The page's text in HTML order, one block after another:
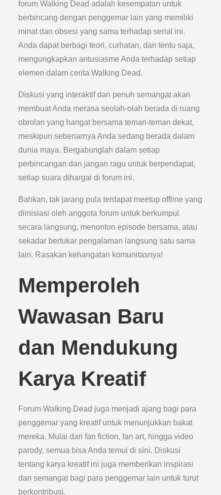
forum Walking Dead adalah kesempatan untuk
berbincang dengan penggemar lain yang memiliki
minat dan obsesi yang sama terhadap serial ini.
Anda dapat berbagi teori, curhatan, dan tentu saja,
mengungkapkan antusiasme Anda terhadap setiap
elemen dalam cerita Walking Dead.
Diskusi yang interaktif dan penuh semangat akan
membuat Anda merasa seolah-olah berada di ruang
obrolan yang hangat bersama teman-teman dekat,
meskipun sebenarnya Anda sedang berada dalam
dunia maya. Bergabunglah dalam setiap
perbincangan dan jangan ragu untuk berpendapat,
setiap suara dihargai di forum ini.
Bahkan, tak jarang pula terdapat meetup offline yang
diinisiasi oleh anggota forum untuk berkumpul
secara langsung, menonton episode bersama, atau
sekadar bertukar pengalaman langsung satu sama
lain. Rasakan kehangatan komunitasnya!
Memperoleh
Wawasan Baru
dan Mendukung
Karya Kreatif
Forum Walking Dead juga menjadi ajang bagi para
penggemar yang kreatif untuk menunjukkan bakat
mereka. Mulai dari fan fiction, fan art, hingga video
parody, semua bisa Anda temui di sini. Diskusi
tentang karya kreatif ini juga memberikan inspirasi
dan semangat bagi para penggemar lain untuk turut
berkontribusi.